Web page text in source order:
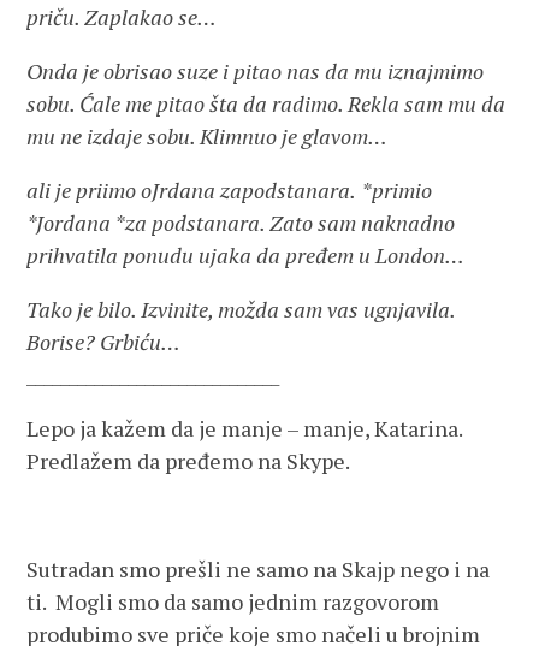
priču. Zaplakao se…
Onda je obrisao suze i pitao nas da mu iznajmimo
sobu. Ćale me pitao šta da radimo. Rekla sam mu da
mu ne izdaje sobu. Klimnuo je glavom…
ali je priimo oJrdana zapodstanara. *primio
*Jordana *za podstanara. Zato sam naknadno
prihvatila ponudu ujaka da pređem u London…
Tako je bilo. Izvinite, možda sam vas ugnjavila.
Borise? Grbiću…
Lepo ja kažem da je manje – manje, Katarina.
Predlažem da pređemo na Skype.
Sutradan smo prešli ne samo na Skajp nego i na
ti. Mogli smo da samo jednim razgovorom
produbimo sve priče koje smo načeli u brojnim